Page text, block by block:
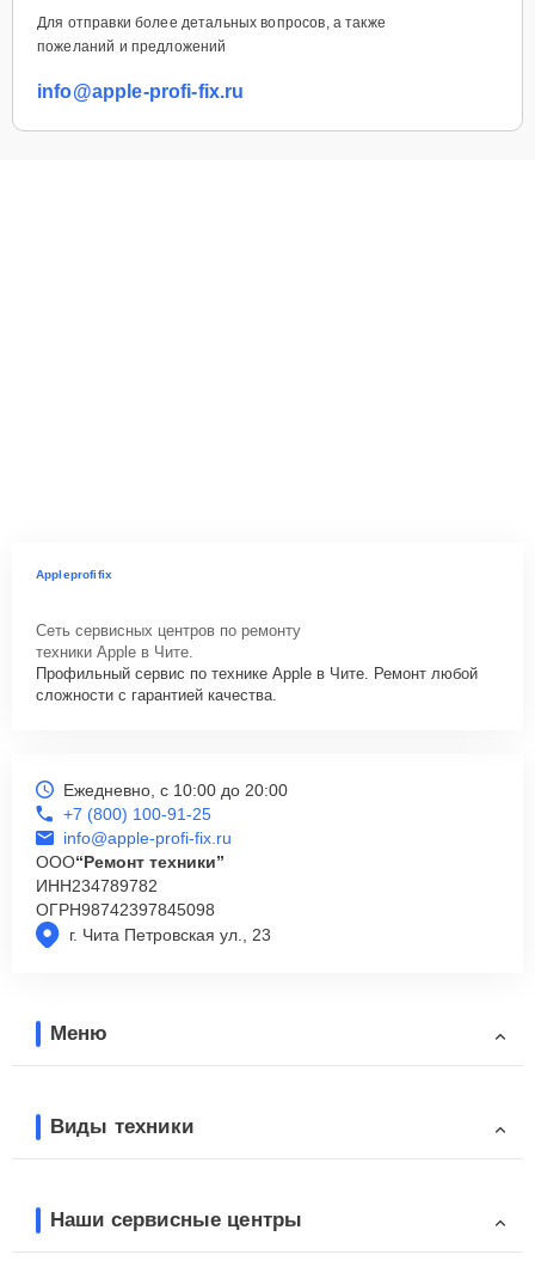
Для отправки более детальных вопросов, а также
пожеланий и предложений
info@apple-profi-fix.ru
Appleprofifix
Сеть сервисных центров по ремонту
техники Apple в Чите.
Профильный сервис по технике Apple в Чите. Ремонт любой
сложности с гарантией качества.
г. Чита Петровская ул., 23
Ежедневно, с 10:00 до 20:00
+7 (800) 100-91-25
info@apple-profi-fix.ru
ООО“Ремонт техники”
ИНН234789782
ОГРН98742397845098
Меню
Виды техники
Наши сервисные центры